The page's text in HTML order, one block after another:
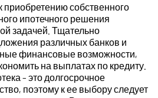
приобретению собственного
ипотечного решения
задачей. Тщательно
различных банков и
финансовые возможности,
на выплатах по кредиту.
– это долгосрочное
поэтому к ее выбору следует